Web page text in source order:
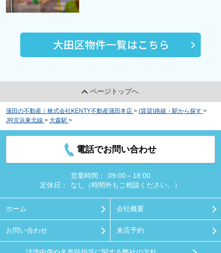
ページトップへ
蒲田の不動産｜株式会社KENTY不動産蒲田本店 > (賃貸)路線・駅から探す >
JR京浜東北線 > 大森駅 >
電話でお問い合わせ
営業時間：
09:00～18:00
定休日：
なし（時間外もご相談ください。）
ホーム 会社概要
お問い合わせ 来店予約